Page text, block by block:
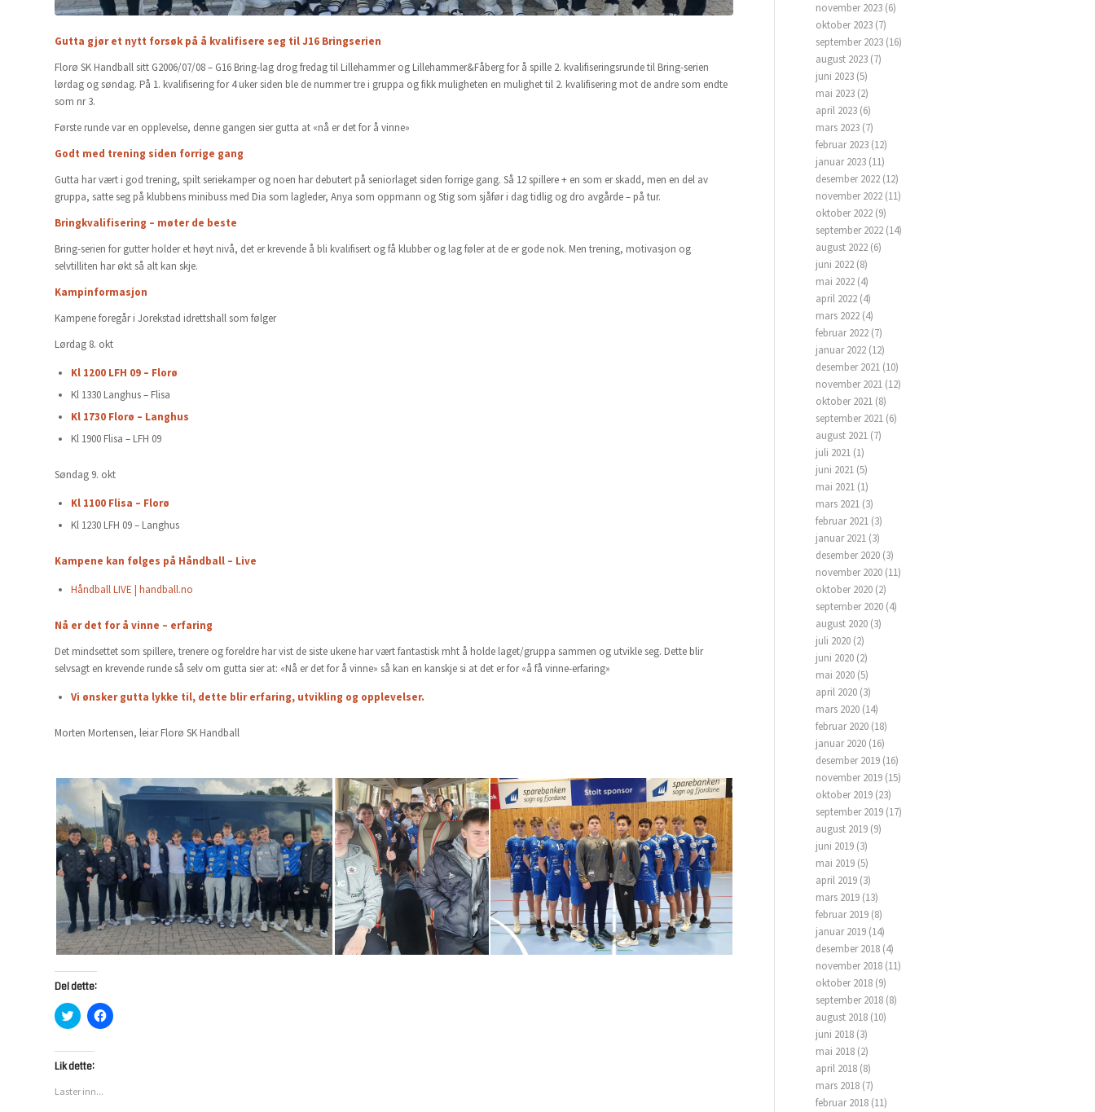
Gutta gjør et nytt forsøk på å kvalifisere seg til J16 Bringserien
Florø SK Handball sitt G2006/07/08 – G16 Bring-lag drog fredag til Lillehammer og Lillehammer&Fåberg for å spille 2. kvalifiseringsrunde til Bring-serien
lørdag og søndag. På 1. kvalifisering for 4 uker siden ble de nummer tre i gruppa og fikk muligheten en mulighet til 2. kvalifisering mot de andre som endte
som nr 3.
Første runde var en opplevelse, denne gangen sier gutta at «nå er det for å vinne»
Godt med trening siden forrige gang
Gutta har vært i god trening, spilt seriekamper og noen har debutert på seniorlaget siden forrige gang. Så 12 spillere + en som er skadd, men en del av
gruppa, satte seg på klubbens minibuss med Dia som lagleder, Anya som oppmann og Stig som sjåfør i dag tidlig og dro avgårde – på tur.
Bringkvalifisering – møter de beste
Bring-serien for gutter holder et høyt nivå, det er krevende å bli kvalifisert og få klubber og lag føler at de er gode nok. Men trening, motivasjon og
selvtilliten har økt så alt kan skje.
Kampinformasjon
Kampene foregår i Jorekstad idrettshall som følger
Lørdag 8. okt
Kl 1200 LFH 09 – Florø
Kl 1330 Langhus – Flisa
Kl 1730 Florø – Langhus
Kl 1900 Flisa – LFH 09
Søndag 9. okt
Kl 1100 Flisa – Florø
Kl 1230 LFH 09 – Langhus
Kampene kan følges på Håndball – Live
Håndball LIVE | handball.no
Nå er det for å vinne – erfaring
Det mindsettet som spillere, trenere og foreldre har vist de siste ukene har vært fantastisk mht å holde laget/gruppa sammen og utvikle seg. Dette blir
selvsagt en krevende runde så selv om gutta sier at: «Nå er det for å vinne» så kan en kanskje si at det er for «å få vinne-erfaring»
Vi ønsker gutta lykke til, dette blir erfaring, utvikling og opplevelser.
Morten Mortensen, leiar Florø SK Handball
Del dette:
Klikk
for
på
Twitter(åpnes
en
ny
Klikk
for
Lik dette:
Laster inn...
november 2023 (6)
oktober 2023 (7)
september 2023 (16)
august 2023 (7)
juni 2023 (5)
mai 2023 (2)
april 2023 (6)
mars 2023 (7)
februar 2023 (12)
januar 2023 (11)
desember 2022 (12)
november 2022 (11)
oktober 2022 (9)
september 2022 (14)
august 2022 (6)
juni 2022 (8)
mai 2022 (4)
april 2022 (4)
mars 2022 (4)
februar 2022 (7)
januar 2022 (12)
desember 2021 (10)
november 2021 (12)
oktober 2021 (8)
september 2021 (6)
august 2021 (7)
juli 2021 (1)
juni 2021 (5)
mai 2021 (1)
mars 2021 (3)
februar 2021 (3)
januar 2021 (3)
desember 2020 (3)
november 2020 (11)
oktober 2020 (2)
september 2020 (4)
august 2020 (3)
juli 2020 (2)
juni 2020 (2)
mai 2020 (5)
april 2020 (3)
mars 2020 (14)
februar 2020 (18)
januar 2020 (16)
desember 2019 (16)
november 2019 (15)
oktober 2019 (23)
september 2019 (17)
august 2019 (9)
juni 2019 (3)
mai 2019 (5)
april 2019 (3)
mars 2019 (13)
februar 2019 (8)
januar 2019 (14)
desember 2018 (4)
november 2018 (11)
oktober 2018 (9)
september 2018 (8)
august 2018 (10)
juni 2018 (3)
mai 2018 (2)
april 2018 (8)
mars 2018 (7)
februar 2018 (11)